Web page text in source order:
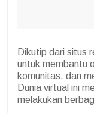
Dikutip dari situs
untuk membantu
komunitas, dan
Dunia virtual ini
melakukan